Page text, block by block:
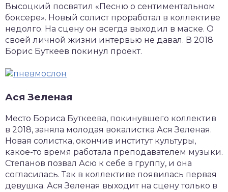
Высоцкий посвятил «Песню о сентиментальном
боксере». Новый солист проработал в коллективе
недолго. На сцену он всегда выходил в маске. О
своей личной жизни интервью не давал. В 2018
Борис Буткеев покинул проект.
Ася Зеленая
Место Бориса Буткеева, покинувшего коллектив
в 2018, заняла молодая вокалистка Ася Зеленая.
Новая солистка, окончив институт культуры,
какое-то время работала преподавателем музыки.
Степанов позвал Асю к себе в группу, и она
согласилась. Так в коллективе появилась первая
девушка. Ася Зеленая выходит на сцену только в